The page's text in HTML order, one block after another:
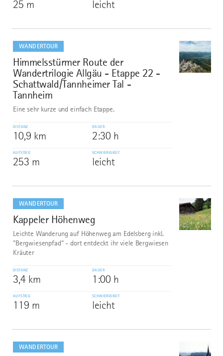
25 m leicht
WANDERTOUR
6
Himmelsstürmer Route der
Wandertrilogie Allgäu - Etappe 22 -
Schattwald/Tannheimer Tal -
Tannheim
©
Eine sehr kurze und einfach Etappe.
DISTANZ
10,9 km
DAUER
2:30 h
AUFSTIEG
253 m
SCHWIERIGKEIT
leicht
dazu
WANDERTOUR
7
Kappeler Höhenweg
©
Leichte Wanderung auf Höhenweg am Edelsberg inkl.
"Bergwiesenpfad" - dort entdeckt ihr viele Bergwiesen
Kräuter
DISTANZ
3,4 km
DAUER
1:00 h
AUFSTIEG
119 m
SCHWIERIGKEIT
leicht
dazu
WANDERTOUR
dazu